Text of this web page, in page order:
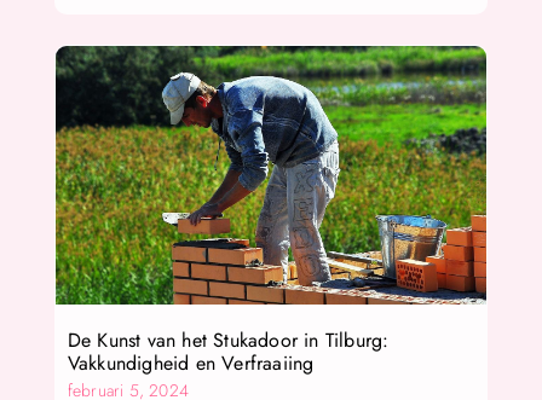
De Kunst van het Stukadoor in Tilburg:
Vakkundigheid en Verfraaiing
februari 5, 2024